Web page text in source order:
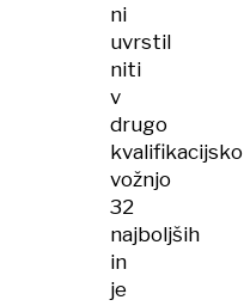
ni
uvrstil
niti
v
drugo
kvalifikacijsko
vožnjo
32
najboljših
in
je